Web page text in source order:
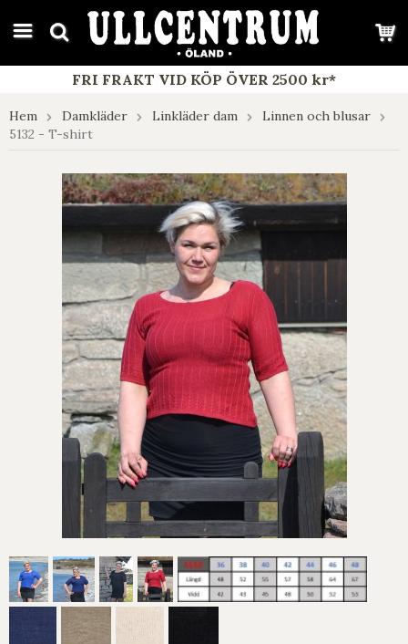
google-site-verification: google7e4b1026db5d9f32.html
FRI FRAKT VID KÖP ÖVER 2500 kr*
Hem Damkläder Linkläder dam
Linnen och blusar
5132 - T-shirt